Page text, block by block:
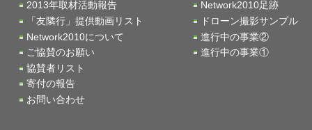
2013年取材活動報告
「友隣行」提供動画リスト
Network2010について
ご協賛のお願い
協賛者リスト
寄付の報告
お問い合わせ
Network2010足跡
ドローン撮影サンプル
進行中の事業②
進行中の事業①